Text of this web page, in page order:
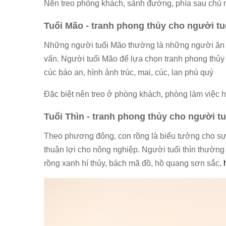
Nên treo phòng khách, sảnh đường, phía sau chủ
Tuổi Mão - tranh phong thủy cho người
Những người tuổi Mão thường là những người ăn
vấn. Người tuổi Mão để lựa chọn tranh phong
cúc báo an, hình ảnh trúc, mai, cúc, lan phú quý
Đặc biệt nên treo ở phòng khách, phòng làm
Tuổi Thìn - tranh phong thủy cho người
Theo phương đông, con rồng là biểu tưởng cho
thuận lợi cho nông nghiệp. Người tuổi thìn
rồng xanh hí thủy, bách mã đồ, hồ quang sơn sắc,